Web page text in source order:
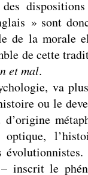
» sont
de la morale
de cette
et mal.
va
ou le
inscrit le